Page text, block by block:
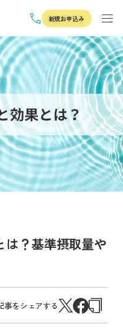
新規お申込み
は？基準摂取量や
事をシェアする